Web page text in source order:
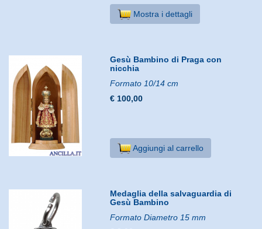
Mostra i dettagli
Gesù Bambino di Praga con
nicchia
Formato 10/14 cm
€ 100,00
Aggiungi al carrello
Medaglia della salvaguardia di
Gesù Bambino
Formato Diametro 15 mm